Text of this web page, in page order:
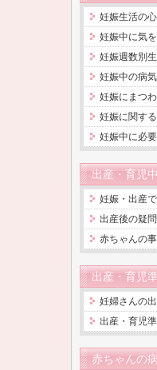
妊娠生活の
妊娠中に気
妊娠週数別
妊娠中の病気
妊娠にまつ
妊娠に関す
妊娠中に必
出産・育児
妊娠・出産
出産後の疑問
赤ちゃんの
出産・育児
妊婦さんの
出産・育児
赤ちゃんの